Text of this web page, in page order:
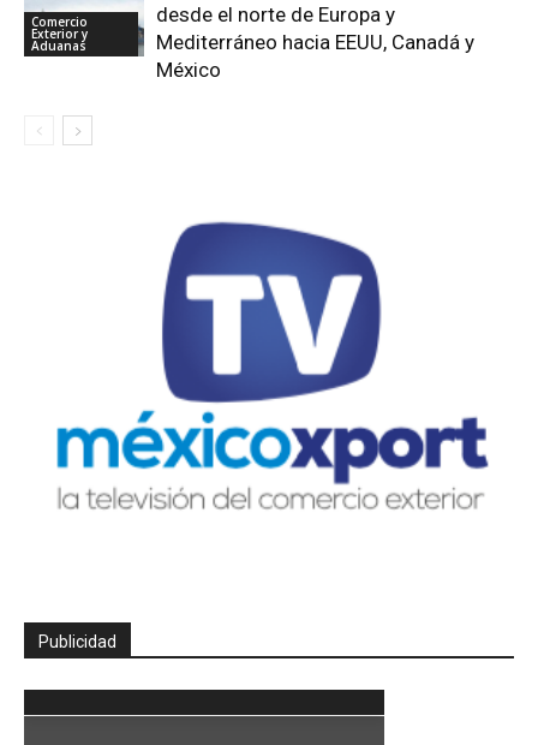
Comercio
Exterior y
Aduanas
desde el norte de Europa y
Mediterráneo hacia EEUU, Canadá y
México
Publicidad